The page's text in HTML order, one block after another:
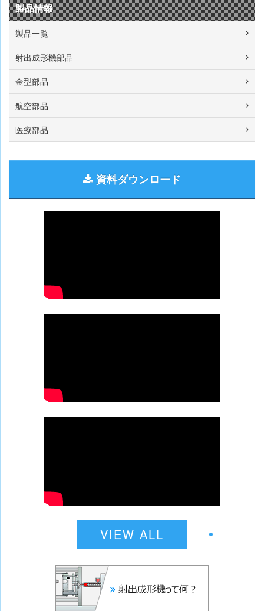
製品情報
製品一覧
射出成形機部品
金型部品
航空部品
医療部品
資料ダウンロード
VIEW ALL